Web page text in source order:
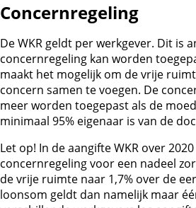
Concernregeling
De WKR geldt per werkgever. Dit is
concernregeling kan worden
maakt het mogelijk om de vrije
concern samen te voegen. De
meer worden toegepast als de
minimaal 95% eigenaar is van de
Let op! In de aangifte WKR over
concernregeling voor een nadeel
de vrije ruimte naar 1,7% over de
loonsom geldt dan namelijk maar